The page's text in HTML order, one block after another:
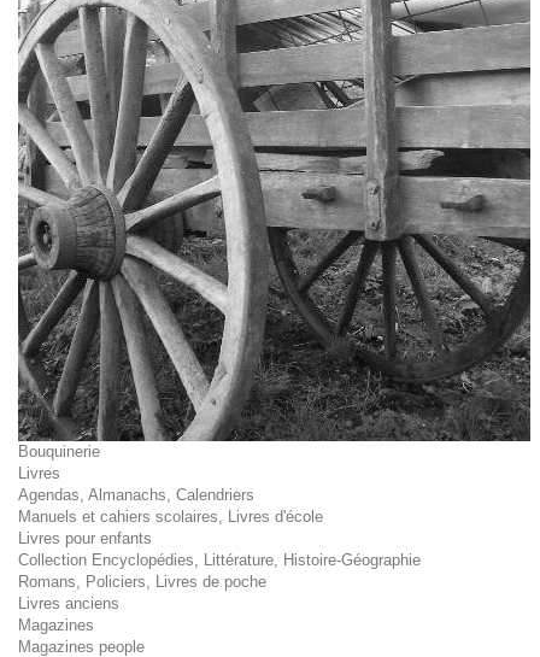
Bouquinerie
Livres
Agendas, Almanachs, Calendriers
Manuels et cahiers scolaires, Livres d'école
Livres pour enfants
Collection Encyclopédies, Littérature, Histoire-Géographie
Romans, Policiers, Livres de poche
Livres anciens
Magazines
Magazines people